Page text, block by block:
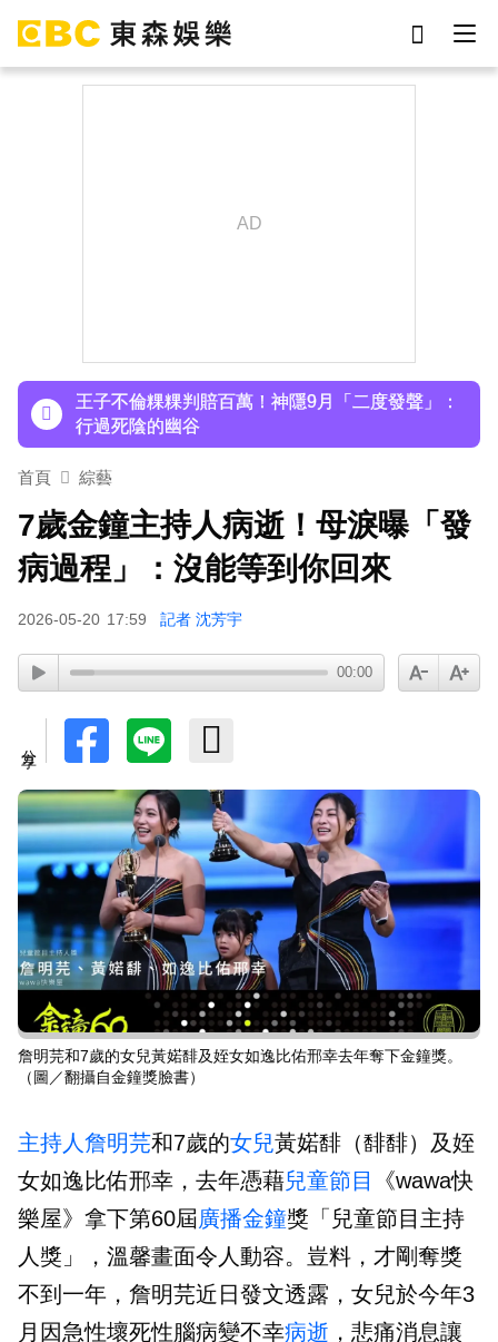
三傳聞」：你在講三小？
王子不倫粿粿判賠百萬！神隱9月「二度發聲」：
行過死陰的幽谷
下載東森App，隨時掌握天下大小事！
小24歲女友背景遭起底！姜厚任12點聲明「駁小
三傳聞」：你在講三小？
首頁 綜藝
7歲金鐘主持人病逝！母淚曝「發
病過程」：沒能等到你回來
2026-05-20 17:59 記者 沈芳宇
00:00
詹明芫和7歲的女兒黃婼馡及姪女如逸比佑邢幸去年奪下金鐘獎。
（圖／翻攝自金鐘獎臉書）
主持人詹明芫和7歲的女兒黃婼馡（馡馡）及姪
女如逸比佑邢幸，去年憑藉兒童節目
《wawa快
樂屋》拿下第60屆廣播金鐘獎「兒童節目主持
人獎」，溫馨畫面令人動容。豈料，才剛奪獎
不到一年，詹明芫近日發文透露，女兒於今年3
月因急性壞死性腦病變不幸病逝 ，悲痛消息讓